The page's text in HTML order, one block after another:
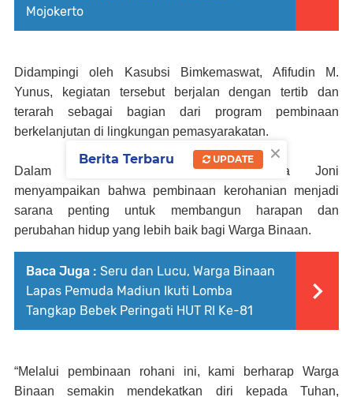
Mojokerto
Didampingi oleh Kasubsi Bimkemaswat, Afifudin M.
Yunus, kegiatan tersebut berjalan dengan tertib dan
terarah sebagai bagian dari program pembinaan
berkelanjutan di lingkungan pemasyarakatan.
Dalam kesempatan tersebut, Pendeta Joni
menyampaikan bahwa pembinaan kerohanian menjadi
sarana penting untuk membangun harapan dan
perubahan hidup yang lebih baik bagi Warga Binaan.
Baca Juga : Seru dan Lucu, Warga Binaan
Lapas Pemuda Madiun Ikuti Lomba
Tangkap Bebek Peringati HUT RI Ke-81
“Melalui pembinaan rohani ini, kami berharap Warga
Binaan semakin mendekatkan diri kepada Tuhan,
×
Berita Terbaru UPDATE